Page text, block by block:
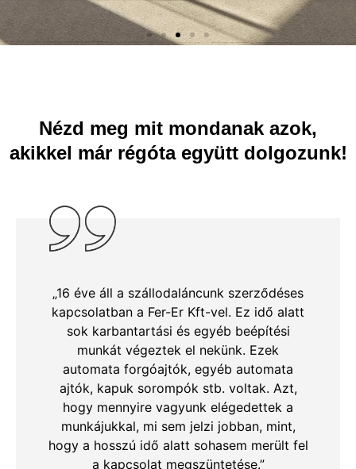
További
információ
Nézd meg mit mondanak azok,
akikkel már régóta együtt dolgozunk!
„16 éve áll a szállodaláncunk szerződéses
kapcsolatban a Fer-Er Kft-vel. Ez idő alatt
sok karbantartási és egyéb beépítési
munkát végeztek el nekünk. Ezek
automata forgóajtók, egyéb automata
ajtók, kapuk sorompók stb. voltak. Azt,
hogy mennyire vagyunk elégedettek a
munkájukkal, mi sem jelzi jobban, mint,
hogy a hosszú idő alatt sohasem merült fel
a kapcsolat megszüntetése.”